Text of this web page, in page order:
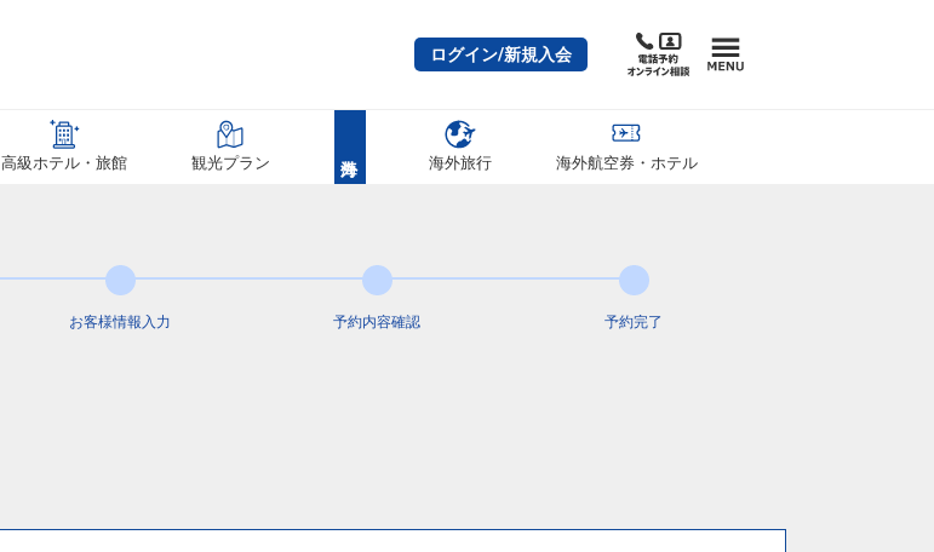
ログイン/新規入会
高級ホテル・旅館 観光プラン 海外旅行 海外航空券・ホテル
お客様情報 入力 予約内容確認 予約完了